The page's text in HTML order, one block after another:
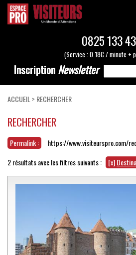
0825 133
(Service : 0.18€ / minute +
InscriptionNewsletter
ACCUEIL > RECHERCHER
RECHERCHER
Permalink :
https://www.visiteurspro.com/
2 résultats avec les filtres suivants :
[x]